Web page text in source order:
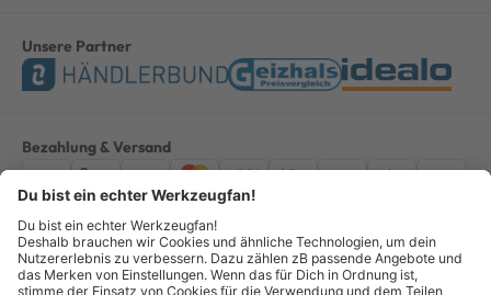
Unsere Partner
Bezahlung & Versand
ImpressumAGBDatenschutzWiderruf Vertrag widerrufen
Alle Preise verstehen sich inkl. ges. MwSt. *Kostenloser Versand innerhalb